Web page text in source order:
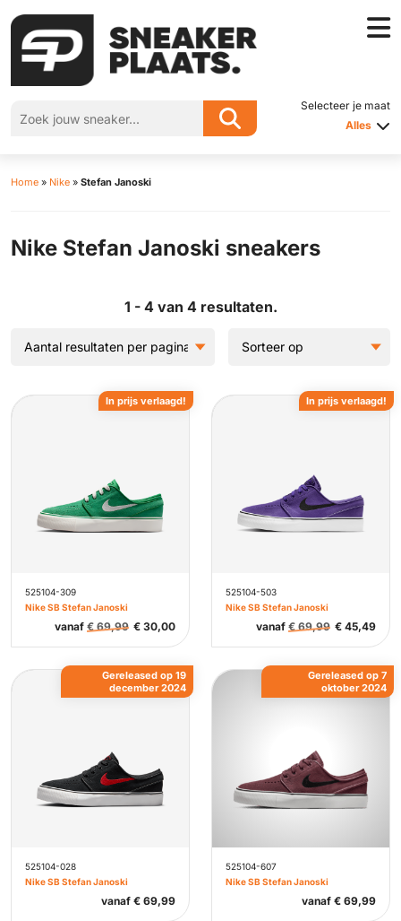
Selecteer je maat
Alles
Home » Nike » Stefan Janoski
Nike Stefan Janoski sneakers
1 - 4 van 4 resultaten.
525104-309
Nike SB Stefan Janoski
vanaf €69,99 € 30,00
In prijs verlaagd!
525104-503
Nike SB Stefan Janoski
vanaf €69,99 € 45,49
In prijs verlaagd!
525104-028
Nike SB Stefan Janoski
vanaf € 69,99
Gereleased op 19
december 2024
525104-607
Nike SB Stefan Janoski
vanaf € 69,99
Gereleased op 7
oktober 2024